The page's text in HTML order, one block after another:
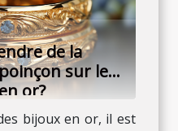
de la
sur les
or?
bijoux en or, il est